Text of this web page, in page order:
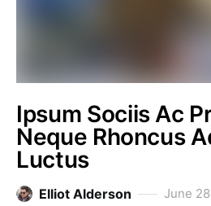
Ipsum Sociis Ac
Neque Rhoncus
Luctus
Elliot Alderson June